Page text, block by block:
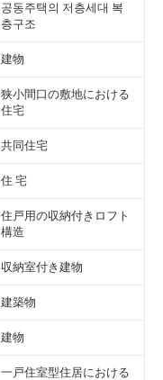
공동주택의 저층세대 복
층구조
建物
狭小間口の敷地における
住宅
共同住宅
住 宅
住戸用の収納付きロフト
構造
収納室付き建物
建築物
建物
一戸住室型住居における